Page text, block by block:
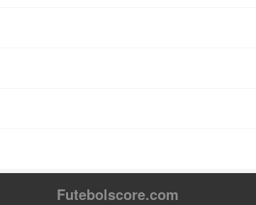
Futebolscore.com